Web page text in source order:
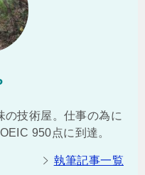
の技術屋。仕事の為に
950点に到達。
執筆記事一覧